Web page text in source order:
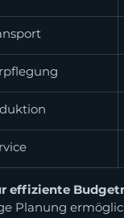
effiziente
Planung